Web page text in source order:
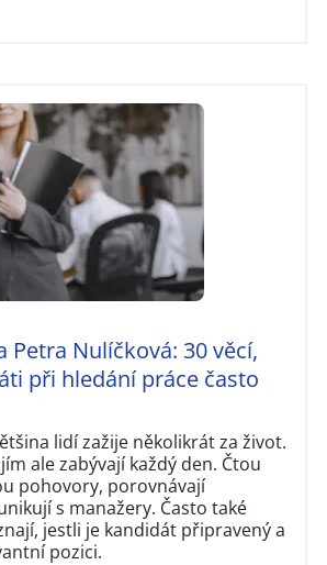
Petra Nulíčková: 30 věcí,
při hledání práce často
lidí zažije několikrát za život.
ale zabývají každý den. Čtou
pohovory, porovnávají
s manažery. Často také
jestli je kandidát připravený a
pozici.